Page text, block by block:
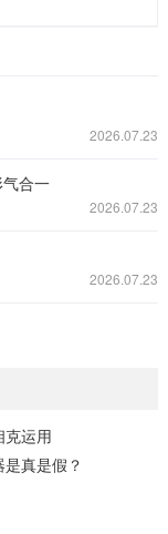
2026.07.23
合一
2026.07.23
2026.07.23
克运用
真是假？